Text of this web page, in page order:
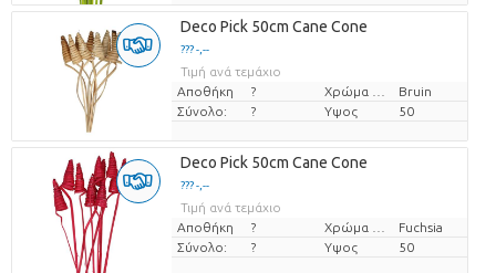
Deco Pick 50cm Cane Cone
??? -,--
Τιμή ανά τεμάχιο
Αποθήκη
?
Bruin
Σύνολο:
? Υψος 50
Deco Pick 50cm Cane Cone
??? -,--
Τιμή ανά τεμάχιο
Αποθήκη
?
Fuchsia
Σύνολο:
? Υψος 50